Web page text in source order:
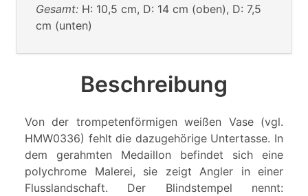
Gesamt: H: 10,5 cm, D: 14 cm (oben), D: 7,5
cm (unten)
Beschreibung
Von der trompetenförmigen weißen Vase (vgl.
HMW0336) fehlt die dazugehörige Untertasse. In
dem gerahmten Medaillon befindet sich eine
polychrome Malerei, sie zeigt Angler in einer
Flusslandschaft. Der Blindstempel nennt: